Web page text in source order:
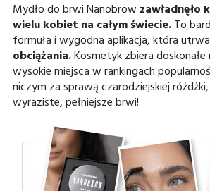
Mydło do brwi Nanobrowzawładnęło
wielu kobiet na całym świecie.To
formuła i wygodna aplikacja, która
obciążania.Kosmetyk zbiera doskonałe
wysokie miejsca w rankingach
niczym za sprawą czarodziejskiej
wyraziste, pełniejsze brwi!